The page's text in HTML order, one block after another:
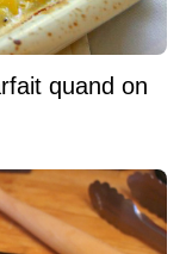
quand on